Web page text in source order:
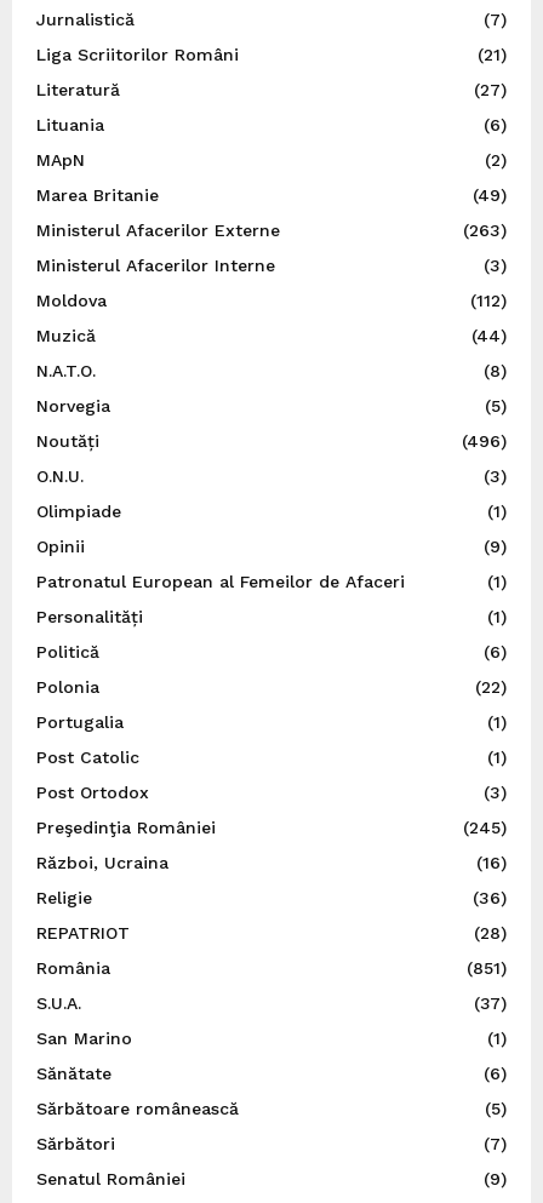
Jurnalistică
(7)
Liga Scriitorilor Români
(21)
Literatură
(27)
Lituania
(6)
MApN
(2)
Marea Britanie
(49)
Ministerul Afacerilor Externe
(263)
Ministerul Afacerilor Interne
(3)
Moldova
(112)
Muzică
(44)
N.A.T.O.
(8)
Norvegia
(5)
Noutăți
(496)
O.N.U.
(3)
Olimpiade
(1)
Opinii
(9)
Patronatul European al Femeilor de Afaceri
(1)
Personalități
(1)
Politică
(6)
Polonia
(22)
Portugalia
(1)
Post Catolic
(1)
Post Ortodox
(3)
Preşedinţia României
(245)
Război, Ucraina
(16)
Religie
(36)
REPATRIOT
(28)
România
(851)
S.U.A.
(37)
San Marino
(1)
Sănătate
(6)
Sărbătoare românească
(5)
Sărbători
(7)
Senatul României
(9)